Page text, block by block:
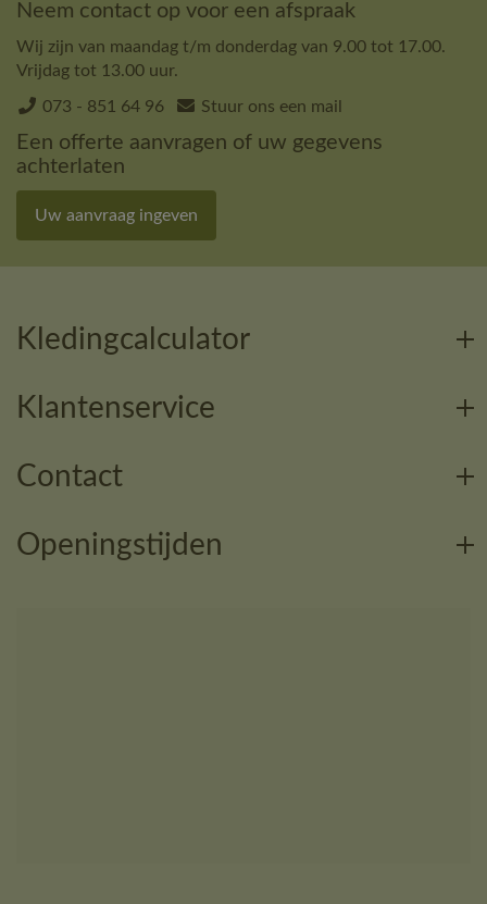
Neem contact op voor een afspraak
Wij zijn van maandag t/m donderdag van 9.00 tot 17.00.
Vrijdag tot 13.00 uur.
073 - 851 64 96 Stuur ons een mail
Een offerte aanvragen of uw gegevens
achterlaten
Uw aanvraag ingeven
Kledingcalculator
Klantenservice
Contact
Openingstijden